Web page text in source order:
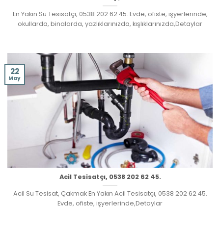
En Yakın Su Tesisatçı, 0538 202 62 45. Evde, ofiste, işyerlerinde,
okullarda, binalarda, yazlıklarınızda, kışlıklarınızda,Detaylar
Acil Tesisatçı, 0538 202 62 45.
Acil Su Tesisat, Çakmak En Yakın Acil Tesisatçı, 0538 202 62 45.
Evde, ofiste, işyerlerinde,Detaylar
22
May